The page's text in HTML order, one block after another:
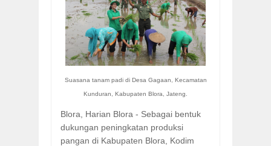
Suasana tanam padi di Desa Gagaan, Kecamatan
Kunduran, Kabupaten Blora, Jateng.
Blora, Harian Blora - Sebagai bentuk
dukungan peningkatan produksi
pangan di Kabupaten Blora, Kodim